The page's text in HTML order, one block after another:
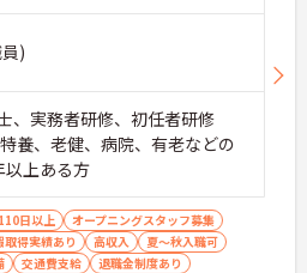
)
、実務者研修、初任者研修
養、老健、病院、有老などの
以上ある方
日以上
オープニングスタッフ募集
得実績あり 高収入
夏～秋入職可
交通費支給 退職金制度あり